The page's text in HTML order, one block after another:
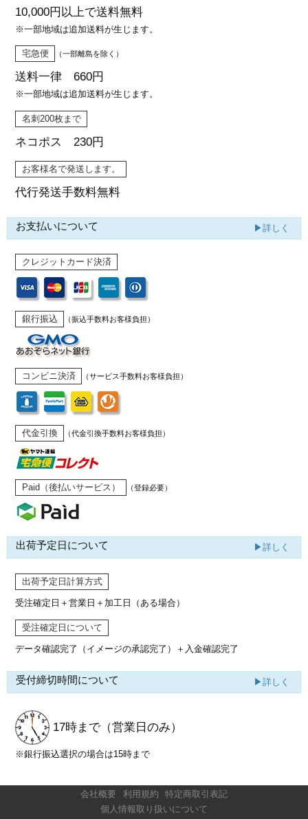
10,000円以上で送料無料
※一部地域は追加送料が生じます。
宅急便 （一部離島を除く）
送料一律 660円
※一部地域は追加送料が生じます。
名刺200枚まで
ネコポス 230円
お客様名で発送します。
代行発送手数料無料
お支払いについて ▶詳しく
クレジットカード決済
銀行振込 （振込手数料お客様負担）
コンビニ決済 （サービス手数料お客様負担）
代金引換 （代金引換手数料お客様負担）
Paid（後払いサービス） （登録必要）
出荷予定日について ▶詳しく
出荷予定日計算方式
受注確定日＋営業日＋加工日（ある場合）
受注確定日について
データ確認完了（イメージの承認完了） ＋入金確認完了
受付締切時間について ▶詳しく
17時まで （営業日のみ）
※銀行振込選択の場合は15時まで
会社概要 利用規約
特定商取引表記
個人情報取り扱いについて